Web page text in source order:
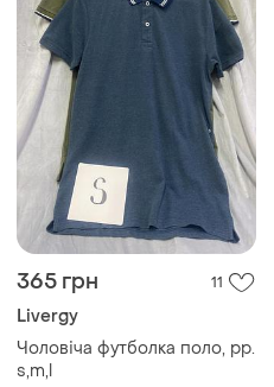
365 грн 11
Livergy
Чоловіча футболка поло, рр.
s,m,l